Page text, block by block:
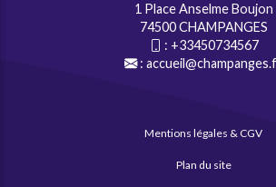
1 Place Anselme Boujon
74500 CHAMPANGES
: +33450734567
:
Mentions légales & CGV
Plan du site